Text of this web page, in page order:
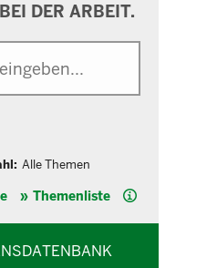
DER ARBEIT.
Alle Themen
Themenliste Hilfe